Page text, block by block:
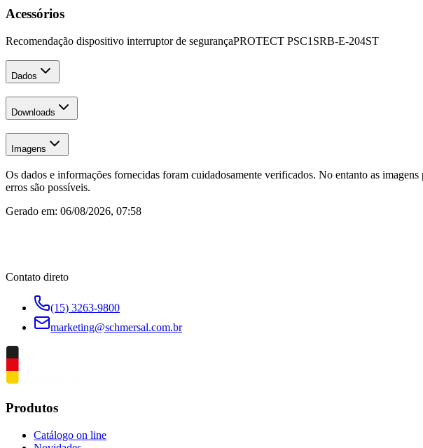
Acessórios
Recomendação dispositivo interruptor de segurançaPROTECT PSC1 SRB-E-204ST
Dados
Downloads
Imagens
Os dados e informações fornecidas foram cuidadosamente verificados. No entanto as
erros são possíveis.
Gerado em: 06/08/2026, 07:58
Contato direto
(15) 3263-9800
marketing@schmersal.com.br
Produtos
Catálogo on line